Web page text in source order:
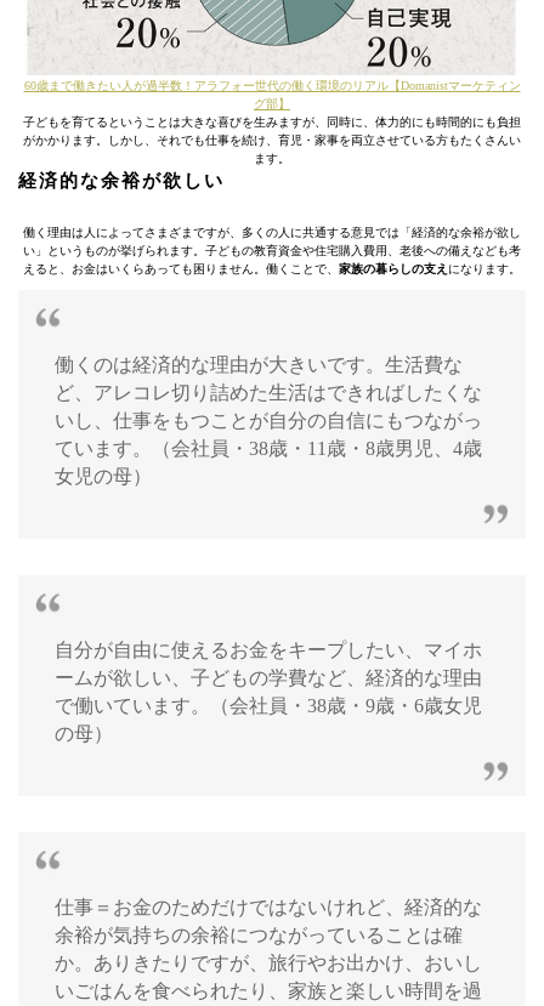
60歳まで働きたい人が過半数！アラフォー世代の働く環境のリアル【Domanistマーケティン
グ部】
子どもを育てるということは大きな喜びを生みますが、同時に、体力的にも時間的にも負担
がかかります。しかし、それでも仕事を続け、育児・家事を両立させている方もたくさんい
ます。
経済的な余裕が欲しい
働く理由は人によってさまざまですが、多くの人に共通する意見では「経済的な余裕が欲し
い」というものが挙げられます。子どもの教育資金や住宅購入費用、老後への備えなども考
えると、お金はいくらあっても困りません。働くことで、 家族の暮らしの支え になります。
働くのは経済的な理由が大きいです。生活費な
ど、アレコレ切り詰めた生活はできればしたくな
いし、仕事をもつことが自分の自信にもつながっ
ています。（会社員・38歳・11歳・8歳男児、4歳
女児の母）
自分が自由に使えるお金をキープしたい、マイホ
ームが欲しい、子どもの学費など、経済的な理由
で働いています。（会社員・38歳・9歳・6歳女児
の母）
仕事＝お金のためだけではないけれど、経済的な
余裕が気持ちの余裕につながっていることは確
か。ありきたりですが、旅行やお出かけ、おいし
いごはんを食べられたり、家族と楽しい時間を過